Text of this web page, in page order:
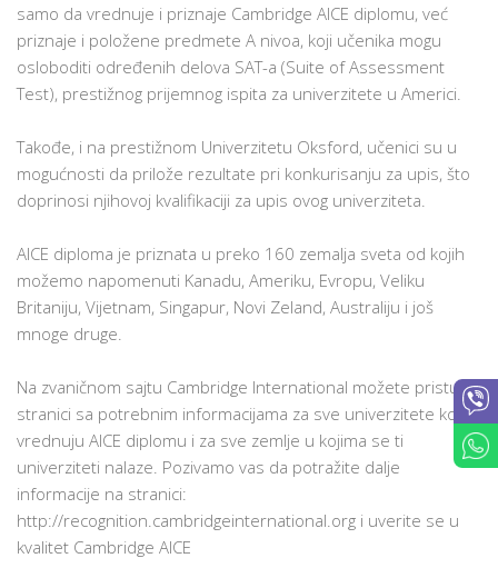
samo da vrednuje i priznaje Cambridge AICE diplomu, već
priznaje i položene predmete A nivoa, koji učenika mogu
osloboditi određenih delova SAT-a (Suite of Assessment
Test), prestižnog prijemnog ispita za univerzitete u Americi.
Takođe, i na prestižnom Univerzitetu Oksford, učenici su u
mogućnosti da prilože rezultate pri konkurisanju za upis, što
doprinosi njihovoj kvalifikaciji za upis ovog univerziteta.
AICE diploma je priznata u preko 160 zemalja sveta od kojih
možemo napomenuti Kanadu, Ameriku, Evropu, Veliku
Britaniju, Vijetnam, Singapur, Novi Zeland, Australiju i još
mnoge druge.
Na zvaničnom sajtu Cambridge International možete pristupiti
stranici sa potrebnim informacijama za sve univerzitete koji
vrednuju AICE diplomu i za sve zemlje u kojima se ti
univerziteti nalaze. Pozivamo vas da potražite dalje
informacije na stranici:
http://recognition.cambridgeinternational.org i uverite se u
kvalitet Cambridge AICE